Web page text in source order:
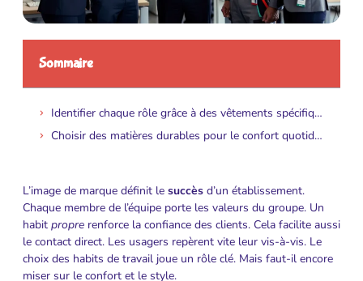
Sommaire
Identifier chaque rôle grâce à des vêtements spécifiques
Choisir des matières durables pour le confort quotidien
L’image de marque définit le succès d’un établissement.
Chaque membre de l’équipe porte les valeurs du groupe. Un
habit propre renforce la confiance des clients. Cela facilite aussi
le contact direct. Les usagers repèrent vite leur vis-à-vis. Le
choix des habits de travail joue un rôle clé. Mais faut-il encore
miser sur le confort et le style.